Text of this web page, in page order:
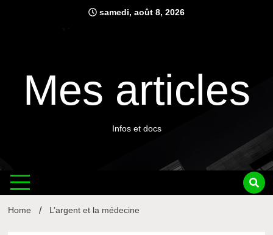
samedi, août 8, 2026
Mes articles
Infos et docs
Home L’argent et la médecine